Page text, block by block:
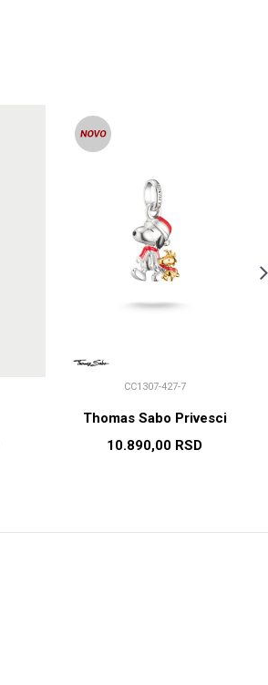
CC1307-427-7
Thomas Sabo Privesci
10.890,00 RSD